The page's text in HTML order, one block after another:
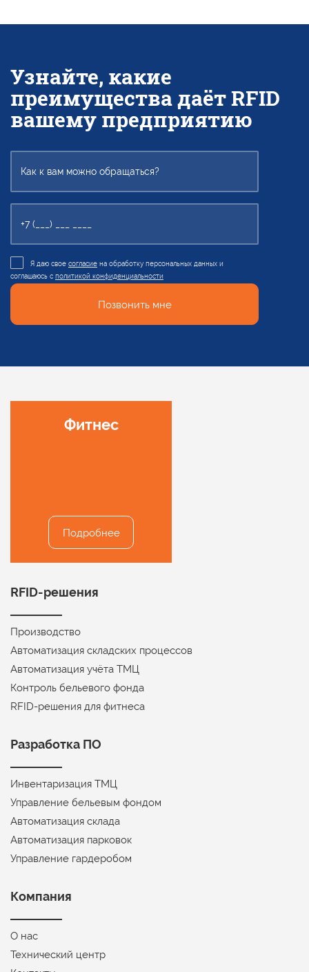
Узнайте, какие
преимущества даёт RFID
вашему предприятию
Я даю свое согласие на обработку персональных данных и
соглашаюсь с политикой конфиденциальности
Позвонить мне
Развлекательные
Подробнее
Фитнес
Подробнее
RFID-решения
Производство
Автоматизация складских процессов
Автоматизация учёта ТМЦ
Контроль бельевого фонда
RFID-решения для фитнеса
Разработка ПО
Инвентаризация ТМЦ
Управление бельевым фондом
Автоматизация склада
Автоматизация парковок
Управление гардеробом
Компания
О нас
Технический центр